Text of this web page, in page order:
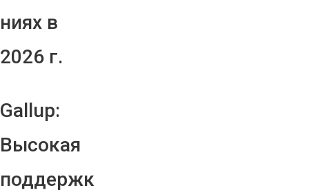
ниях в
2026 г.
Gallup:
Высокая
поддержк